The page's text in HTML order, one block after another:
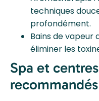
techniques
profondément.
Bains de vapeur
éliminer les
Spa et
recommandés